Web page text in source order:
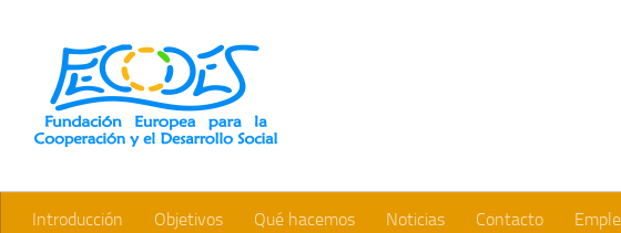
Introducción Objetivos Qué hacemos Noticias Contacto